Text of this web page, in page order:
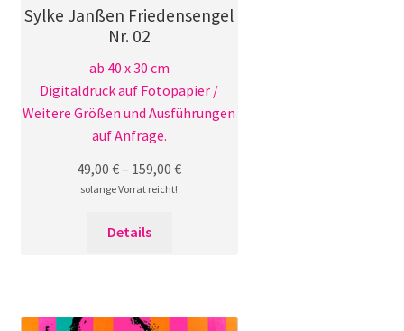
Sylke Janßen Friedensengel
Nr. 02
ab 40 x 30 cm
Digitaldruck auf Fotopapier /
Weitere Größen und Ausführungen
auf Anfrage.
49,00€– 159,00€
solange Vorrat reicht!
Details